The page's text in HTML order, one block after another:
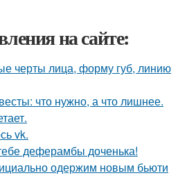
на сайте:
черты лица, форму губ, линию
что нужно, а что лишнее.
vk.
деферамбы доченька!
одержим новым бьюти